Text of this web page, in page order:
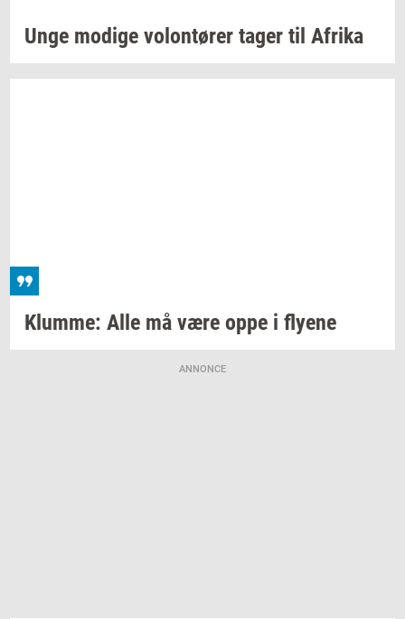
Unge mo­di­ge vo­lontø­rer tager til Afri­ka
Klum­me: Alle må være oppe i fly­e­ne
ANNONCE